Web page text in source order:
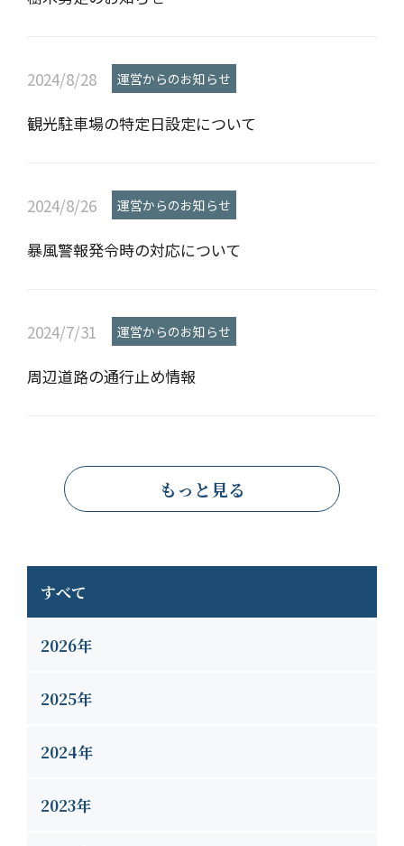
すべて
2026年
2025年
2024年
2023年
2024/8/28 運営からのお知らせ
観光駐車場の特定日設定について
2024/8/26 運営からのお知らせ
暴風警報発令時の対応について
2024/7/31 運営からのお知らせ
周辺道路の通行止め情報